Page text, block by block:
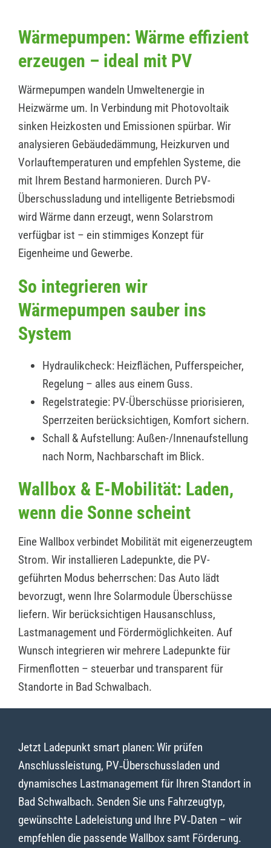
Wärmepumpen: Wärme effizient
erzeugen – ideal mit PV
Wärmepumpen wandeln Umweltenergie in
Heizwärme um. In Verbindung mit Photovoltaik
sinken Heizkosten und Emissionen spürbar. Wir
analysieren Gebäudedämmung, Heizkurven und
Vorlauftemperaturen und empfehlen Systeme, die
mit Ihrem Bestand harmonieren. Durch PV-
Überschussladung und intelligente Betriebsmodi
wird Wärme dann erzeugt, wenn Solarstrom
verfügbar ist – ein stimmiges Konzept für
Eigenheime und Gewerbe.
So integrieren wir
Wärmepumpen sauber ins
System
Hydraulikcheck: Heizflächen, Pufferspeicher,
Regelung – alles aus einem Guss.
Regelstrategie: PV-Überschüsse priorisieren,
Sperrzeiten berücksichtigen, Komfort sichern.
Schall & Aufstellung: Außen-/Innenaufstellung
nach Norm, Nachbarschaft im Blick.
Wallbox & E-Mobilität: Laden,
wenn die Sonne scheint
Eine Wallbox verbindet Mobilität mit eigenerzeugtem
Strom. Wir installieren Ladepunkte, die PV-
geführten Modus beherrschen: Das Auto lädt
bevorzugt, wenn Ihre Solarmodule Überschüsse
liefern. Wir berücksichtigen Hausanschluss,
Lastmanagement und Fördermöglichkeiten. Auf
Wunsch integrieren wir mehrere Ladepunkte für
Firmenflotten – steuerbar und transparent für
Standorte in Bad Schwalbach.
Jetzt Ladepunkt smart planen: Wir prüfen
Anschlussleistung, PV‑Überschussladen und
dynamisches Lastmanagement für Ihren Standort in
Bad Schwalbach. Senden Sie uns Fahrzeugtyp,
gewünschte Ladeleistung und Ihre PV‑Daten – wir
empfehlen die passende Wallbox samt Förderung.